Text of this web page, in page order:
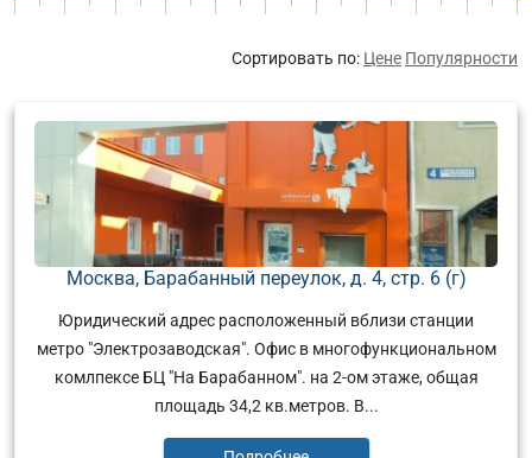
Сортировать по: Цене Популярности
Москва, Барабанный переулок, д. 4, стр. 6 (г)
Юридический адрес расположенный вблизи станции
метро "Электрозаводская". Офис в многофункциональном
комлпексе БЦ "На Барабанном". на 2-ом этаже, общая
площадь 34,2 кв.метров. В...